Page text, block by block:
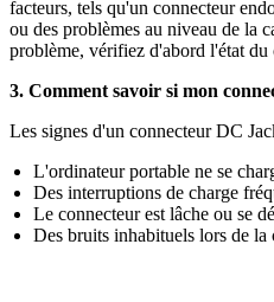
facteurs, tels qu'un connecteur
ou des problèmes au niveau de la
problème, vérifiez d'abord l'état du
3. Comment savoir si mon
Les signes d'un connecteur DC
L'ordinateur portable ne se
Des interruptions de charge
Le connecteur est lâche ou se
Des bruits inhabituels lors de la